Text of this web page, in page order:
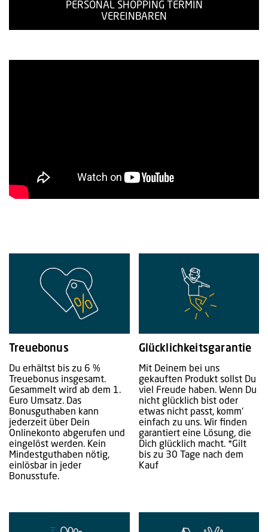
PERSONAL SHOPPING TERMIN
VEREINBAREN
Treuebonus
Du erhältst bis zu 6 %
Treuebonus insgesamt.
Gesammelt wird ab dem 1.
Euro Umsatz. Das
Bonusguthaben kann
jederzeit über Dein
Onlinekonto abgerufen und
eingelöst werden. Kein
Mindestguthaben nötig,
einlösbar in jeder
Bonusstufe.
Glücklichkeitsgarantie
Mit Deinem bei uns
gekauften Produkt sollst Du
viel Freude haben. Wenn Du
nicht glücklich bist oder
etwas nicht passt, komm‘
einfach zu uns. Wir finden
garantiert eine Lösung, die
Dich glücklich macht. *Gilt
bis zu 30 Tage nach dem
Kauf